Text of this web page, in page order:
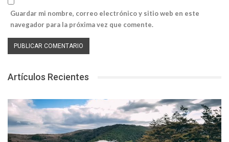
Guardar mi nombre, correo electrónico y sitio web en este
navegador para la próxima vez que comente.
Artículos Recientes